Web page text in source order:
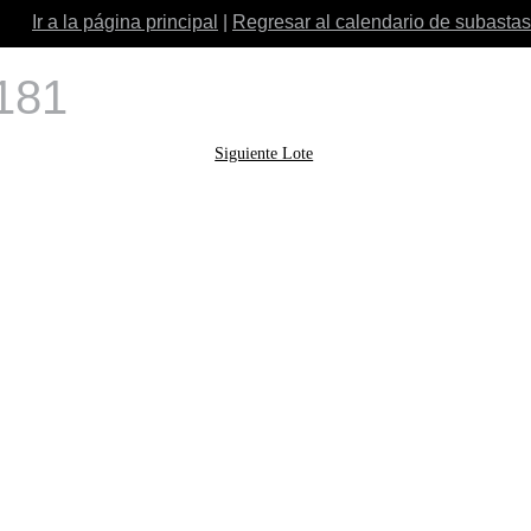
Ir a la página principal Regresar al calendario de subastas
Siguiente Lote